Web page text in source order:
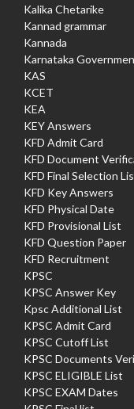
Kalika Chetarike
Kannad grammar
Kannada
Karnataka
KAS
KCET
KEA
KEY Answers
KFD Admit Card
KFD Document
KFD Final Selection
KFD Key Answers
KFD Physical Date
KFD Provisional List
KFD Question Paper
KFD Recruitment
KPSC
KPSC Answer Key
Kpsc Additional List
KPSC Admit Card
KPSC Cutoff List
KPSC Documents
KPSC ELIGIBLE List
KPSC EXAM Dates